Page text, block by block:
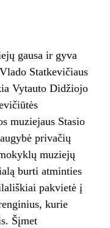
gausa ir gyva
Statkevičiaus
Vytauto Didžiojo
muziejaus Stasio
privačių
muziejų
burti atminties
pakvietė į
kurie
Šįmet